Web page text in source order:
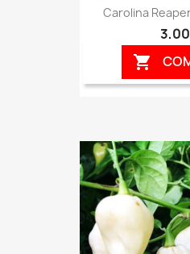
Carolina
